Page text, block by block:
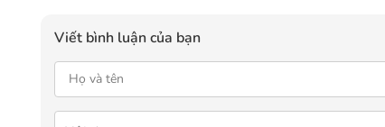
Viết bình luận của bạn